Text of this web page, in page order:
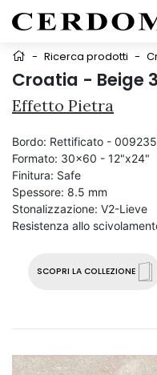
- Ricerca prodotti -
Croatia - Beige
Effetto Pietra
SCOPRI LA COLLEZIONE
Bordo: Rettificato -
Formato: 30x60 - 12"x24"
Finitura: Safe
Spessore: 8.5 mm
Stonalizzazione: V2-Lieve
Resistenza allo